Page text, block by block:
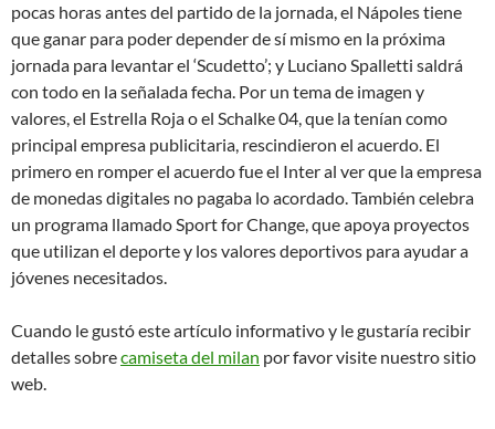
pocas horas antes del partido de la jornada, el Nápoles tiene
que ganar para poder depender de sí mismo en la próxima
jornada para levantar el ‘Scudetto’; y Luciano Spalletti saldrá
con todo en la señalada fecha. Por un tema de imagen y
valores, el Estrella Roja o el Schalke 04, que la tenían como
principal empresa publicitaria, rescindieron el acuerdo. El
primero en romper el acuerdo fue el Inter al ver que la empresa
de monedas digitales no pagaba lo acordado. También celebra
un programa llamado Sport for Change, que apoya proyectos
que utilizan el deporte y los valores deportivos para ayudar a
jóvenes necesitados.
Cuando le gustó este artículo informativo y le gustaría recibir
detalles sobrecamiseta del milan por favor visite nuestro sitio
web.